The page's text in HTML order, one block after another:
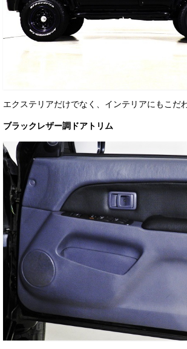
エクステリアだけでなく、インテリアにもこだ
ブラックレザー調ドアトリム